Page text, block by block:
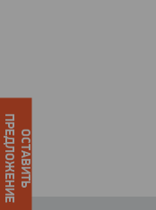
ОСТАВИТЬ
ПРЕДЛОЖЕНИЕ